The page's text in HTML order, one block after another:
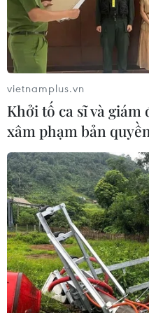
Hàn Quốc lên kế hoạch
thăm dò không gian
Trăng
04/08/2026 09:42
Kiện toàn nhân sự Ban
Trung ương về phát
công nghệ, đổi mới
chuyển đổi số
04/08/2026 01:21
Anh thúc đẩy sử dụng
phẫu thuật nội soi
03/08/2026 10:34
vietnamplus.vn
Khởi tố ca sĩ và
xâm phạm bản